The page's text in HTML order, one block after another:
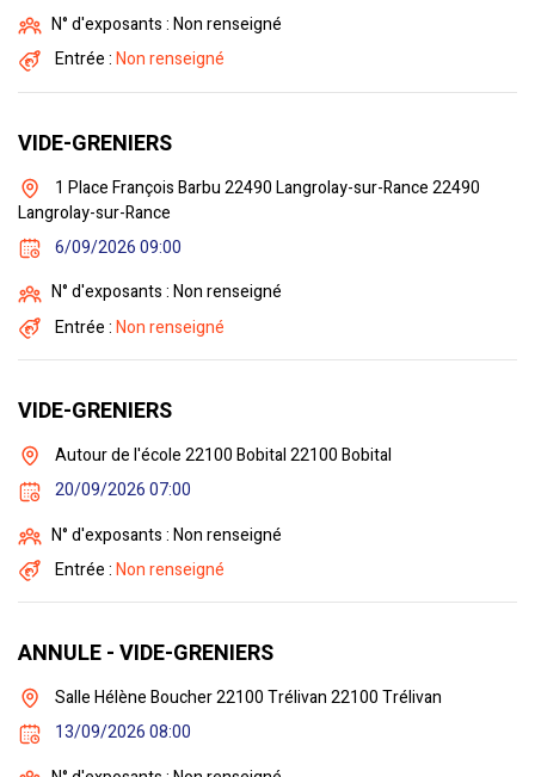
N° d'exposants : Non renseigné
Entrée :Non renseigné
VIDE-GRENIERS
1 Place François Barbu 22490 Langrolay-sur-Rance 22490
Langrolay-sur-Rance
6/09/2026 09:00
N° d'exposants : Non renseigné
Entrée :Non renseigné
VIDE-GRENIERS
Autour de l'école 22100 Bobital 22100 Bobital
20/09/2026 07:00
N° d'exposants : Non renseigné
Entrée :Non renseigné
ANNULE - VIDE-GRENIERS
Salle Hélène Boucher 22100 Trélivan 22100 Trélivan
13/09/2026 08:00